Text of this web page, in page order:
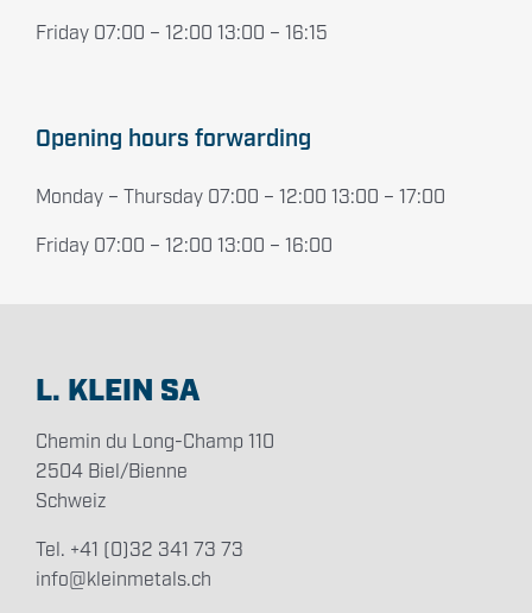
Friday 07:00 – 12:00 13:00 – 16:15
Opening hours forwarding
Monday – Thursday 07:00 – 12:00 13:00 – 17:00
Friday 07:00 – 12:00 13:00 – 16:00
L. KLEIN SA
Chemin du Long-Champ 110
2504 Biel/Bienne
Schweiz
Tel. +41 (0)32 341 73 73
info@kleinmetals.ch